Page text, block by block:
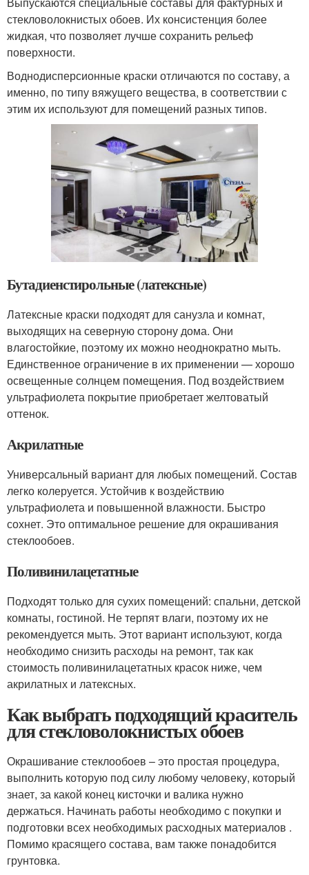
стекловолокнистых обоев. Их консистенция более
жидкая, что позволяет лучше сохранить рельеф
поверхности.
Воднодисперсионные краски отличаются по составу, а
именно, по типу вяжущего вещества, в соответствии с
этим их используют для помещений разных типов.
Бутадиенстирольные (латексные)
Латексные краски подходят для санузла и комнат,
выходящих на северную сторону дома. Они
влагостойкие, поэтому их можно неоднократно мыть.
Единственное ограничение в их применении — хорошо
освещенные солнцем помещения. Под воздействием
ультрафиолета покрытие приобретает желтоватый
оттенок.
Акрилатные
Универсальный вариант для любых помещений. Состав
легко колеруется. Устойчив к воздействию
ультрафиолета и повышенной влажности. Быстро
сохнет. Это оптимальное решение для окрашивания
стеклообоев.
Поливинилацетатные
Подходят только для сухих помещений: спальни, детской
комнаты, гостиной. Не терпят влаги, поэтому их не
рекомендуется мыть. Этот вариант используют, когда
необходимо снизить расходы на ремонт, так как
стоимость поливинилацетатных красок ниже, чем
акрилатных и латексных.
Как выбрать подходящий краситель
для стекловолокнистых обоев
Окрашивание стеклообоев – это простая процедура,
выполнить которую под силу любому человеку, который
знает, за какой конец кисточки и валика нужно
держаться. Начинать работы необходимо с покупки и
подготовки всех необходимых расходных материалов .
Помимо красящего состава, вам также понадобится
грунтовка.